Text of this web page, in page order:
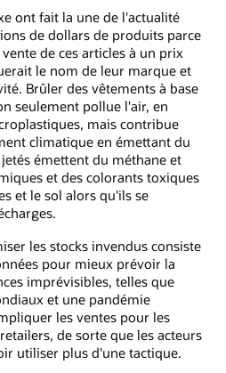
ont fait la une de l'actualité
de dollars de produits parce
de ces articles à un prix
le nom de leur marque et
Brûler des vêtements à base
seulement pollue l'air, en
mais contribue
climatique en émettant du
émettent du méthane et
et des colorants toxiques
et le sol alors qu'ils se
les stocks invendus consiste
pour mieux prévoir la
imprévisibles, telles que
et une pandémie
les ventes pour les
de sorte que les acteurs
utiliser plus d'une tactique.